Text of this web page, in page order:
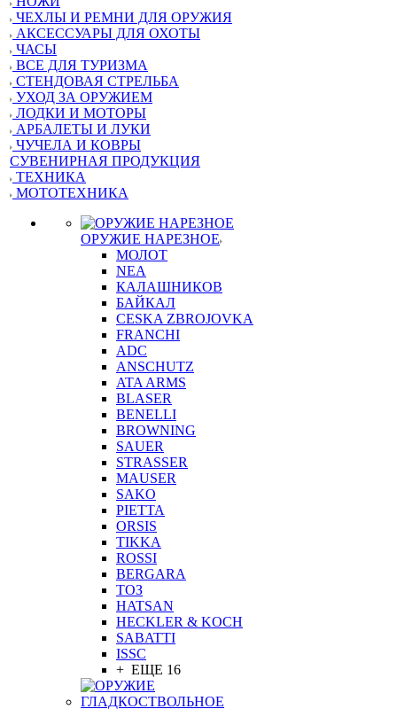
ЧЕХЛЫ И РЕМНИ ДЛЯ ОРУЖИЯ
АКСЕССУАРЫ ДЛЯ ОХОТЫ
ЧАСЫ
ВСЕ ДЛЯ ТУРИЗМА
СТЕНДОВАЯ СТРЕЛЬБА
УХОД ЗА ОРУЖИЕМ
ЛОДКИ И МОТОРЫ
АРБАЛЕТЫ И ЛУКИ
ЧУЧЕЛА И КОВРЫ
СУВЕНИРНАЯ ПРОДУКЦИЯ
ТЕХНИКА
МОТОТЕХНИКА
ОРУЖИЕ НАРЕЗНОЕ
МОЛОТ
NEA
КАЛАШНИКОВ
БАЙКАЛ
CESKA ZBROJOVKA
FRANCHI
ADC
ANSCHUTZ
ATA ARMS
BLASER
BENELLI
BROWNING
SAUER
STRASSER
MAUSER
SAKO
PIETTA
ORSIS
TIKKA
ROSSI
BERGARA
ТОЗ
HATSAN
HECKLER & KOCH
SABATTI
ISSC
+ ЕЩЕ 16